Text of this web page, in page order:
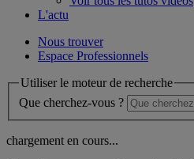
L'actu
Nous trouver
Espace Professionnels
Utiliser le moteur de recherche
Que cherchez-vous ?
chargement en cours...